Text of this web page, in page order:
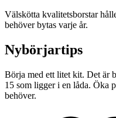
Välskötta kvalitetsborstar
behöver bytas varje år.
Nybörjartips
Börja med ett litet kit. Det är
15 som ligger i en låda. Öka
behöver.